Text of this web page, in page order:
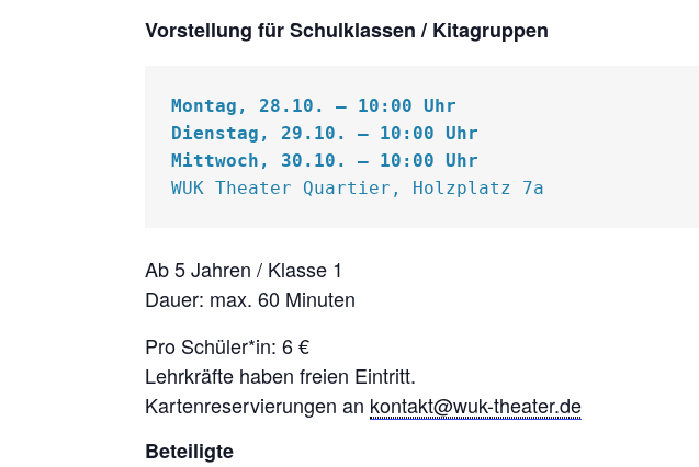
Vorstellung für Schulklassen / Kitagruppen
Montag, 28.10. – 10:00 Uhr
Dienstag, 29.10. – 10:00 Uhr
WUK Theater Quartier, Holzplatz 7a
Ab 5 Jahren / Klasse 1
Dauer: max. 60 Minuten
Pro Schüler*in: 6 €
Lehrkräfte haben freien Eintritt.
Kartenreservierungen an kontakt@wuk-theater.de
Beteiligte